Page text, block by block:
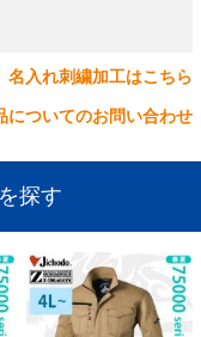
名入れ刺繍加工はこちら
についてのお問い合わせ
探す